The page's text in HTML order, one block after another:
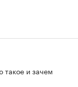
такое и зачем